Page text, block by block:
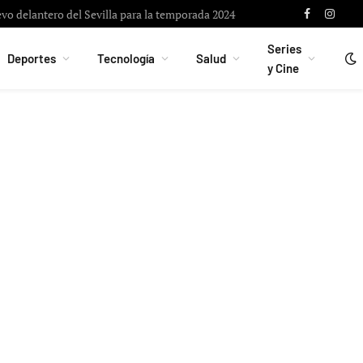
delantero del Sevilla para la temporada 2024 Facebook
Deportes Tecnología Salud
Series
y Cine